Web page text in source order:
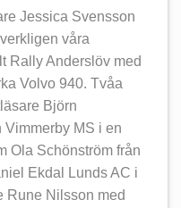
Jessica Svensson
våra
Rally Anderslöv med
Volvo 940. Tvåa
Björn
MS i en
Ola Schönström från
Ekdal Lunds AC i
Rune Nilsson med